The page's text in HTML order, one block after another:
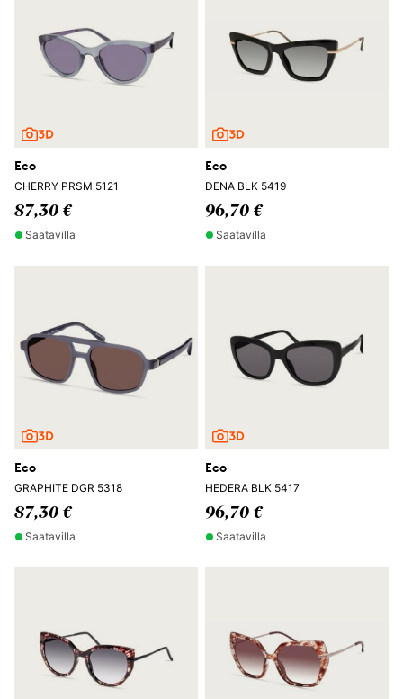
Eco
CHERRY PRSM 5121
87,30 €
Saatavilla
Eco
DENA BLK 5419
96,70 €
Saatavilla
Eco
GRAPHITE DGR 5318
87,30 €
Saatavilla
Eco
HEDERA BLK 5417
96,70 €
Saatavilla